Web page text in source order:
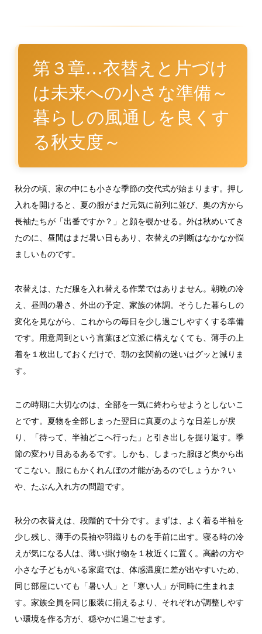
第３章…衣替えと片づけ
は未来への小さな準備～
暮らしの風通しを良くす
る秋支度～
秋分の頃、家の中にも小さな季節の交代式が始まります。押し
入れを開けると、夏の服がまだ元気に前列に並び、奥の方から
長袖たちが「出番ですか？」と顔を覗かせる。外は秋めいてき
たのに、昼間はまだ暑い日もあり、衣替えの判断はなかなか悩
ましいものです。
衣替えは、ただ服を入れ替える作業ではありません。朝晩の冷
え、昼間の暑さ、外出の予定、家族の体調。そうした暮らしの
変化を見ながら、これからの毎日を少し過ごしやすくする準備
です。用意周到という言葉ほど立派に構えなくても、薄手の上
着を１枚出しておくだけで、朝の玄関前の迷いはグッと減りま
す。
この時期に大切なのは、全部を一気に終わらせようとしないこ
とです。夏物を全部しまった翌日に真夏のような日差しが戻
り、「待って、半袖どこへ行った」と引き出しを掘り返す。季
節の変わり目あるあるです。しかも、しまった服ほど奥から出
てこない。服にもかくれんぼの才能があるのでしょうか？い
や、たぶん入れ方の問題です。
秋分の衣替えは、段階的で十分です。まずは、よく着る半袖を
少し残し、薄手の長袖や羽織りものを手前に出す。寝る時の冷
えが気になる人は、薄い掛け物を１枚近くに置く。高齢の方や
小さな子どもがいる家庭では、体感温度に差が出やすいため、
同じ部屋にいても「暑い人」と「寒い人」が同時に生まれま
す。家族全員を同じ服装に揃えるより、それぞれが調整しやす
い環境を作る方が、穏やかに過ごせます。